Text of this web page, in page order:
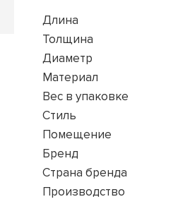
Длина
Толщина
Диаметр
Материал
Вес в упаковке
Стиль
Помещение
Бренд
Страна бренда
Производство